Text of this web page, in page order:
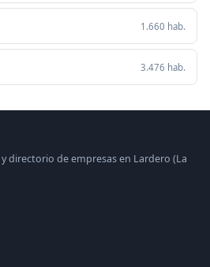
1.660 hab.
3.476 hab.
directorio de empresas en Lardero (La